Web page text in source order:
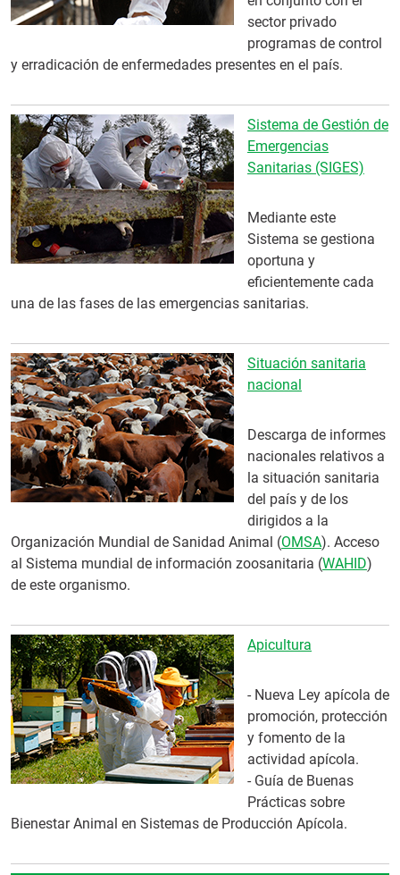
sector privado
programas de control
y erradicación de enfermedades presentes en el país.
Sistema de Gestión de
Emergencias
Sanitarias (SIGES)
Mediante este
Sistema se gestiona
oportuna y
eficientemente cada
una de las fases de las emergencias sanitarias.
Situación sanitaria
nacional
Descarga de informes
nacionales relativos a
la situación sanitaria
del país y de los
dirigidos a la
Organización Mundial de Sanidad Animal (OMSA). Acceso
al Sistema mundial de información zoosanitaria (WAHID)
de este organismo.
Apicultura
- Nueva Ley apícola de
promoción, protección
y fomento de la
actividad apícola.
- Guía de Buenas
Prácticas sobre
Bienestar Animal en Sistemas de Producción Apícola.